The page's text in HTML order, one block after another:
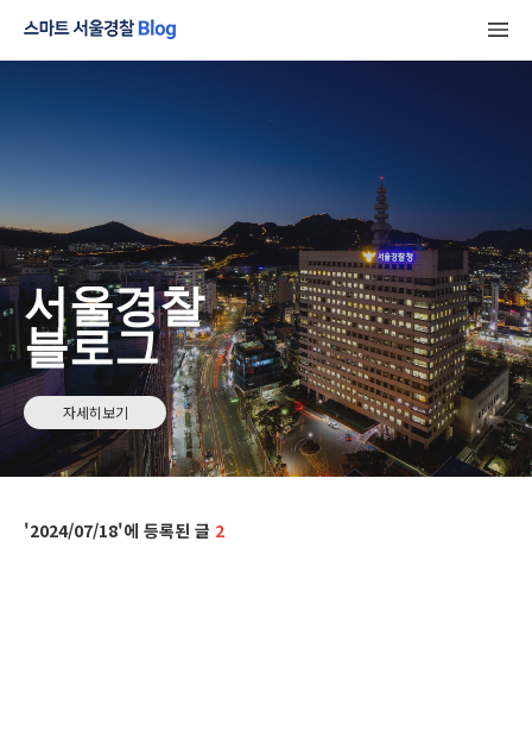
서울경찰
블로그
자세히보기
2024/07/18 2